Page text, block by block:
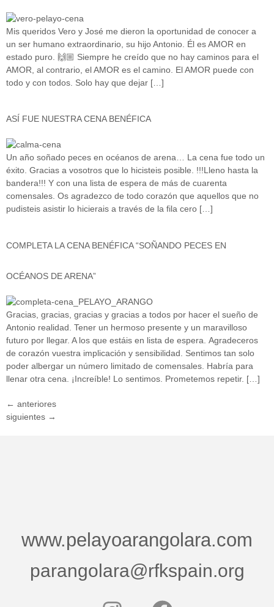
Mis queridos Vero y José me dieron la oportunidad de conocer a
un ser humano extraordinario, su hijo Antonio. Él es AMOR en
estado puro. 🙌🏼 Siempre he creído que no hay caminos para el
AMOR, al contrario, el AMOR es el camino. El AMOR puede con
todo y con todos. Solo hay que dejar […]
ASÍ FUE NUESTRA CENA BENÉFICA
Un año soñado peces en océanos de arena… La cena fue todo un
éxito. Gracias a vosotros que lo hicisteis posible. !!!Lleno hasta la
bandera!!! Y con una lista de espera de más de cuarenta
comensales. Os agradezco de todo corazón que aquellos que no
pudisteis asistir lo hicierais a través de la fila cero […]
COMPLETA LA CENA BENÉFICA “SOÑANDO PECES EN
OCÉANOS DE ARENA”
Gracias, gracias, gracias y gracias a todos por hacer el sueño de
Antonio realidad. Tener un hermoso presente y un maravilloso
futuro por llegar. A los que estáis en lista de espera. Agradeceros
de corazón vuestra implicación y sensibilidad. Sentimos tan solo
poder albergar un número limitado de comensales. Habría para
llenar otra cena. ¡Increíble! Lo sentimos. Prometemos repetir. […]
← anteriores
siguientes →
www.pelayoarangolara.com
parangolara@rfkspain.org